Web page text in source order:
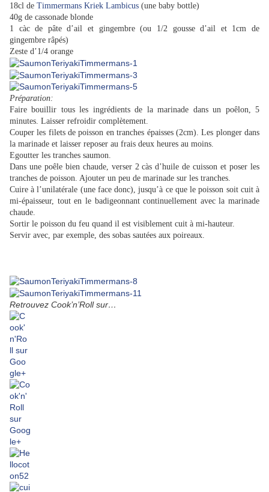
18cl de Timmermans Kriek Lambicus (une baby bottle)
40g de cassonade blonde
1 càc de pâte d’ail et gingembre (ou 1/2 gousse d’ail et 1cm de
gingembre râpés)
Zeste d’1/4 orange
Préparation:
Faire bouillir tous les ingrédients de la marinade dans un poêlon, 5
minutes. Laisser refroidir complètement.
Couper les filets de poisson en tranches épaisses (2cm). Les plonger dans
la marinade et laisser reposer au frais deux heures au moins.
Egoutter les tranches saumon.
Dans une poêle bien chaude, verser 2 càs d’huile de cuisson et poser les
tranches de poisson. Ajouter un peu de marinade sur les tranches.
Cuire à l’unilatérale (une face donc), jusqu’à ce que le poisson soit cuit à
mi-épaisseur, tout en le badigeonnant continuellement avec la marinade
chaude.
Sortir le poisson du feu quand il est visiblement cuit à mi-hauteur.
Servir avec, par exemple, des sobas sautées aux poireaux.
Retrouvez Cook’n’Roll sur…